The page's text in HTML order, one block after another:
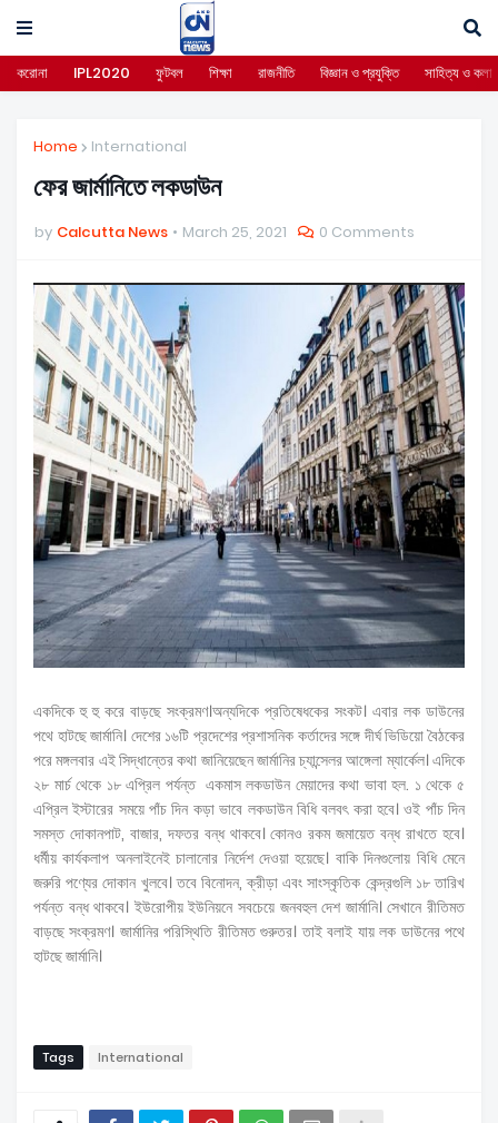
করোনা IPL2020 ফুটবল শিক্ষা রাজনীতি বিজ্ঞান ও প্রযুক্তি সাহিত্য ও কলা
Home International
ফের জার্মানিতে লকডাউন
by Calcutta News March 25, 2021 0 Comments
একদিকে হু হু করে বাড়ছে সংক্রমণ।অন্যদিকে প্রতিষেধকের সংকট। এবার লক ডাউনের
পথে হাটছে জার্মানি। দেশের ১৬টি প্রদেশের প্রশাসনিক কর্তাদের সঙ্গে দীর্ঘ ভিডিয়ো বৈঠকের
পরে মঙ্গলবার এই সিদ্ধান্তের কথা জানিয়েছেন জার্মানির চ্যান্সেলর আঙ্গেলা ম্যার্কেল। এদিকে
২৮ মার্চ থেকে ১৮ এপ্রিল পর্যন্ত একমাস লকডাউন মেয়াদের কথা ভাবা হল. ১ থেকে ৫
এপ্রিল ইস্টারের সময়ে পাঁচ দিন কড়া ভাবে লকডাউন বিধি বলবৎ করা হবে। ওই পাঁচ দিন
সমস্ত দোকানপাট, বাজার, দফতর বন্ধ থাকবে। কোনও রকম জমায়েত বন্ধ রাখতে হবে।
ধর্মীয় কার্যকলাপ অনলাইনেই চালানোর নির্দেশ দেওয়া হয়েছে। বাকি দিনগুলোয় বিধি মেনে
জরুরি পণ্যের দোকান খুলবে। তবে বিনোদন, ক্রীড়া এবং সাংস্কৃতিক কেন্দ্রগুলি ১৮ তারিখ
পর্যন্ত বন্ধ থাকবে। ইউরোপীয় ইউনিয়নে সবচেয়ে জনবহুল দেশ জার্মানি। সেখানে রীতিমত
বাড়ছে সংক্রমণ। জার্মানির পরিস্থিতি রীতিমত গুরুতর। তাই বলাই যায় লক ডাউনের পথে
হাটছে জার্মানি।
Tags International